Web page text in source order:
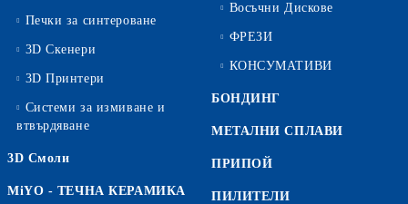
Печки за синтероване
3D Скенери
3D Принтери
Системи за измиване и
втвърдяване
3D Смоли
MiYO - ТЕЧНА КЕРАМИКА
Восъчни Дискове
ФРЕЗИ
КОНСУМАТИВИ
БОНДИНГ
МЕТАЛНИ СПЛАВИ
ПРИПОЙ
ПИЛИТЕЛИ